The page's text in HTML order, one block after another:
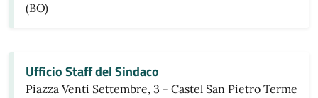
(BO)
Ufficio Staff del Sindaco
Piazza Venti Settembre, 3 - Castel San Pietro Terme